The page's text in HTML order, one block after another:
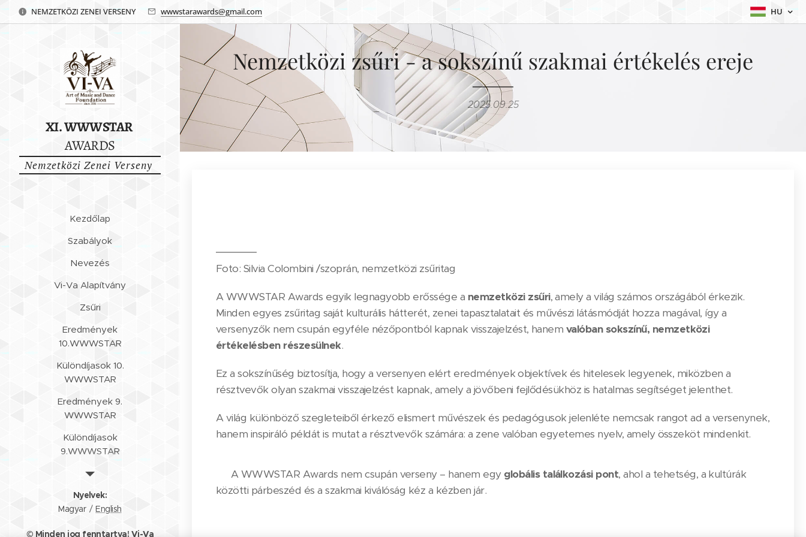
NEMZETKÖZI ZENEI VERSENY wwwstarawards@gmail.com HU
XI. WWWSTAR
AWARDS
Nemzetközi Zenei Verseny
Kezdőlap
Szabályok
Nevezés
Vi-Va Alapítvány
Zsűri
Eredmények
10.WWWSTAR
Különdíjasok 10.
WWWSTAR
Eredmények 9.
WWWSTAR
Különdíjasok
9.WWWSTAR
Blog
Kapcsolat
Nemzetközi zsűri - a sokszínű szakmai értékelés ereje
2025.09.25
Foto: Silvia Colombini /szoprán, nemzetközi zsűritag
A WWWSTAR Awards egyik legnagyobb erőssége a nemzetközi zsűri, amely a világ számos országából érkezik.
Minden egyes zsűritag saját kulturális hátterét, zenei tapasztalatait és művészi látásmódját hozza magával, így a
versenyzők nem csupán egyféle nézőpontból kapnak visszajelzést, hanem valóban sokszínű, nemzetközi
értékelésben részesülnek.
Ez a sokszínűség biztosítja, hogy a versenyen elért eredmények objektívek és hitelesek legyenek, miközben a
résztvevők olyan szakmai visszajelzést kapnak, amely a jövőbeni fejlődésükhöz is hatalmas segítséget jelenthet.
A világ különböző szegleteiből érkező elismert művészek és pedagógusok jelenléte nemcsak rangot ad a versenynek,
hanem inspiráló példát is mutat a résztvevők számára: a zene valóban egyetemes nyelv, amely összeköt mindenkit.
👉 A WWWSTAR Awards nem csupán verseny – hanem egy globális találkozási pont, ahol a tehetség, a kultúrák
közötti párbeszéd és a szakmai kiválóság kéz a kézben jár.
© Minden jog fenntartva! Vi-Va
Nyelvek
Magyar
English